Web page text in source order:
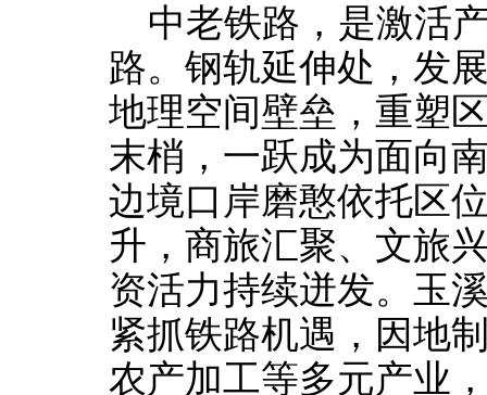
中老铁路，是激活
路。钢轨延伸处，发
地理空间壁垒，重塑
末梢，一跃成为面向
边境口岸磨憨依托区
升，商旅汇聚、文旅
资活力持续迸发。玉
紧抓铁路机遇，因地
农产加工等多元产业